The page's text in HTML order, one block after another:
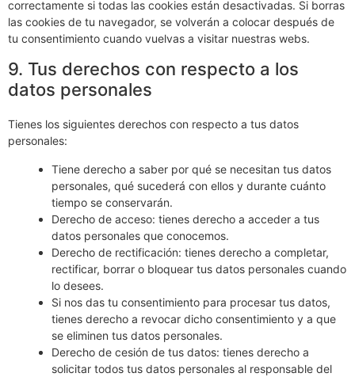
correctamente si todas las cookies están desactivadas. Si borras
las cookies de tu navegador, se volverán a colocar después de
tu consentimiento cuando vuelvas a visitar nuestras webs.
9. Tus derechos con respecto a los
datos personales
Tienes los siguientes derechos con respecto a tus datos
personales:
Tiene derecho a saber por qué se necesitan tus datos
personales, qué sucederá con ellos y durante cuánto
tiempo se conservarán.
Derecho de acceso: tienes derecho a acceder a tus
datos personales que conocemos.
Derecho de rectificación: tienes derecho a completar,
rectificar, borrar o bloquear tus datos personales cuando
lo desees.
Si nos das tu consentimiento para procesar tus datos,
tienes derecho a revocar dicho consentimiento y a que
se eliminen tus datos personales.
Derecho de cesión de tus datos: tienes derecho a
solicitar todos tus datos personales al responsable del